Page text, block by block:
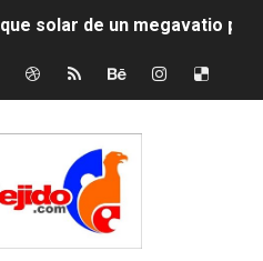
en disputa con Estados
por 10 millones de
de Cuba deja dos personas
franceses por torturar